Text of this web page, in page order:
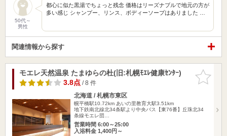
50代～
男性
都心に似た黒湯でちょっと残念 価格はリーズナブルで地元の方が
多い感じ シャンプー、リンス、ボディーソープはありました …
関連情報から探す
お気に入
りに追加
モエレ天然温泉 たまゆらの杜(旧:札幌ﾓｴﾚ健康ｾﾝﾀｰ)
3.8点/ 8 件
北海道 / 札幌市東区
幌平橋駅10.72km あいの里教育大駅3.51km
地下鉄南北線北34条駅より中央バス【東76番】丘珠北34
条線モエレ団…
営業時間 6:00～25:00
入浴料金 1,400円～